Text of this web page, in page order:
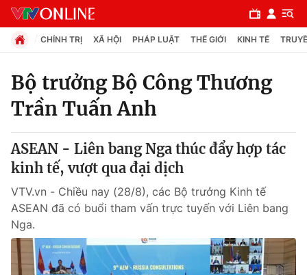
Chuyên mục
Chính trị
Xã hội
Pháp luật
Y tế
CHÍNH TRỊ XÃ HỘI PHÁP LUẬT THẾ GIỚI KINH TẾ
Bộ trưởng Bộ Công Thương
Trần Tuấn Anh
ASEAN - Liên bang Nga thúc đẩy hợp tác
kinh tế, vượt qua đại dịch
VTV.vn - Chiều nay (28/8), các Bộ trưởng Kinh tế
ASEAN đã có buổi tham vấn trực tuyến với Liên bang
Nga.